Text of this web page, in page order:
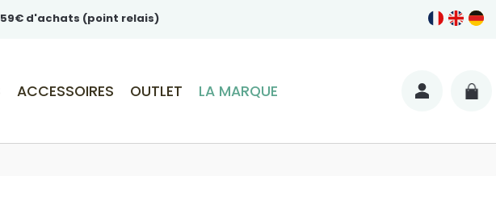
d'achats (point relais)
ACCESSOIRES OUTLET LA MARQUE